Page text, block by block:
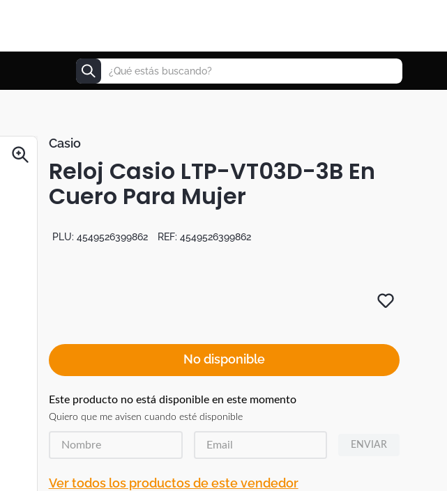
¿Qué estás buscando?
Casio
Reloj Casio LTP-VT03D-3B En
Cuero Para Mujer
PLU: 4549526399862 REF: 4549526399862
No disponible
Este producto no está disponible en este momento
Quiero que me avisen cuando esté disponible
ENVIAR
Ver todos los productos de este vendedor